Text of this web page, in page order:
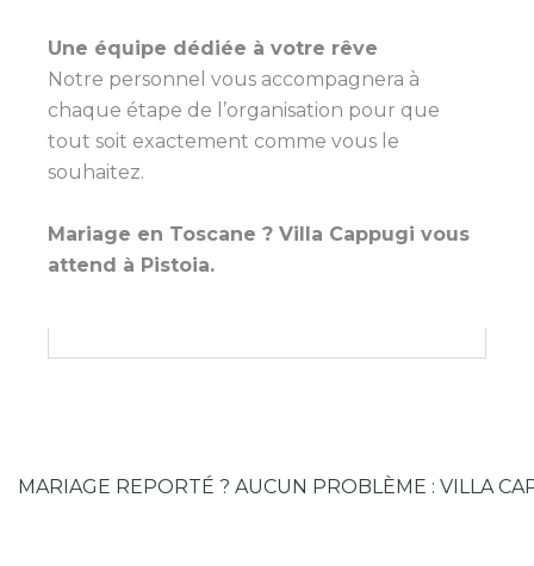
Une équipe dédiée à votre rêve
Notre personnel vous accompagnera à
chaque étape de l’organisation pour que
tout soit exactement comme vous le
souhaitez.
Mariage en Toscane ? Villa Cappugi vous
attend à Pistoia.
MARIAGE REPORTÉ ? AUCUN PROBLÈME : VILLA